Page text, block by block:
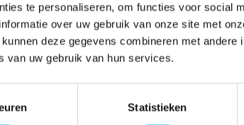
te personaliseren, om functies voor social
over uw gebruik van onze site met
deze gegevens combineren met andere
van uw gebruik van hun services.
Statistieken
SPECIFICATIES
Artikelnummer
-
EAN nummer
-